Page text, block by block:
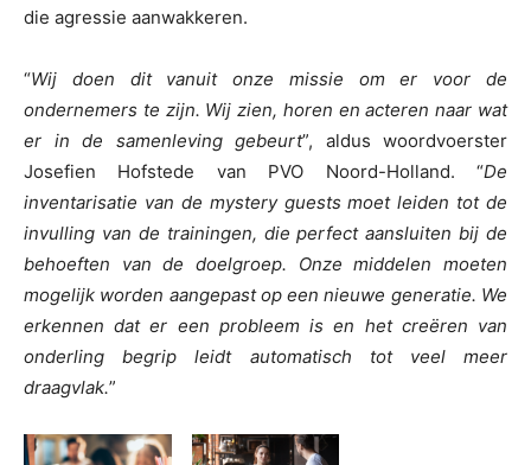
die agressie aanwakkeren.
“Wij doen dit vanuit onze missie om er voor de
ondernemers te zijn. Wij zien, horen en acteren naar wat
er in de samenleving gebeurt”, aldus woordvoerster
Josefien Hofstede van PVO Noord-Holland. “De
inventarisatie van de mystery guests moet leiden tot de
invulling van de trainingen, die perfect aansluiten bij de
behoeften van de doelgroep. Onze middelen moeten
mogelijk worden aangepast op een nieuwe generatie. We
erkennen dat er een probleem is en het creëren van
onderling begrip leidt automatisch tot veel meer
draagvlak.”